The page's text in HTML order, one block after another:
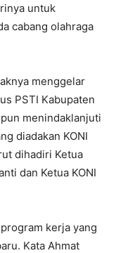
untuk
cabang olahraga
menggelar
PSTI Kabupaten
menindaklanjuti
diadakan KONI
dihadiri Ketua
dan Ketua KONI
kerja yang
Kata Ahmat